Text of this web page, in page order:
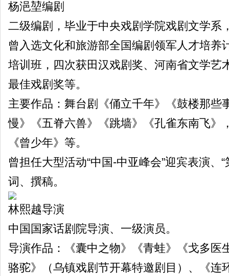
杨浥堃编剧
二级编剧，毕业于中央戏剧学院戏剧文学系
曾入选文化和旅游部全国编剧领军人才培养
培训班，四次获田汉戏剧奖、河南省文学艺
最佳戏剧奖等。
主要作品：舞台剧《俑立千年》《鼓楼那些
慢》《五脊六兽》《跳墙》《孔雀东南飞》
《曾少年》等。
曾担任大型活动“中国-中亚峰会”迎宾表演、
词、撰稿。
林熙越导演
中国国家话剧院导演、一级演员。
导演作品：《囊中之物》《青蛙》《戈多医
骆驼》（乌镇戏剧节开幕特邀剧目）、《连